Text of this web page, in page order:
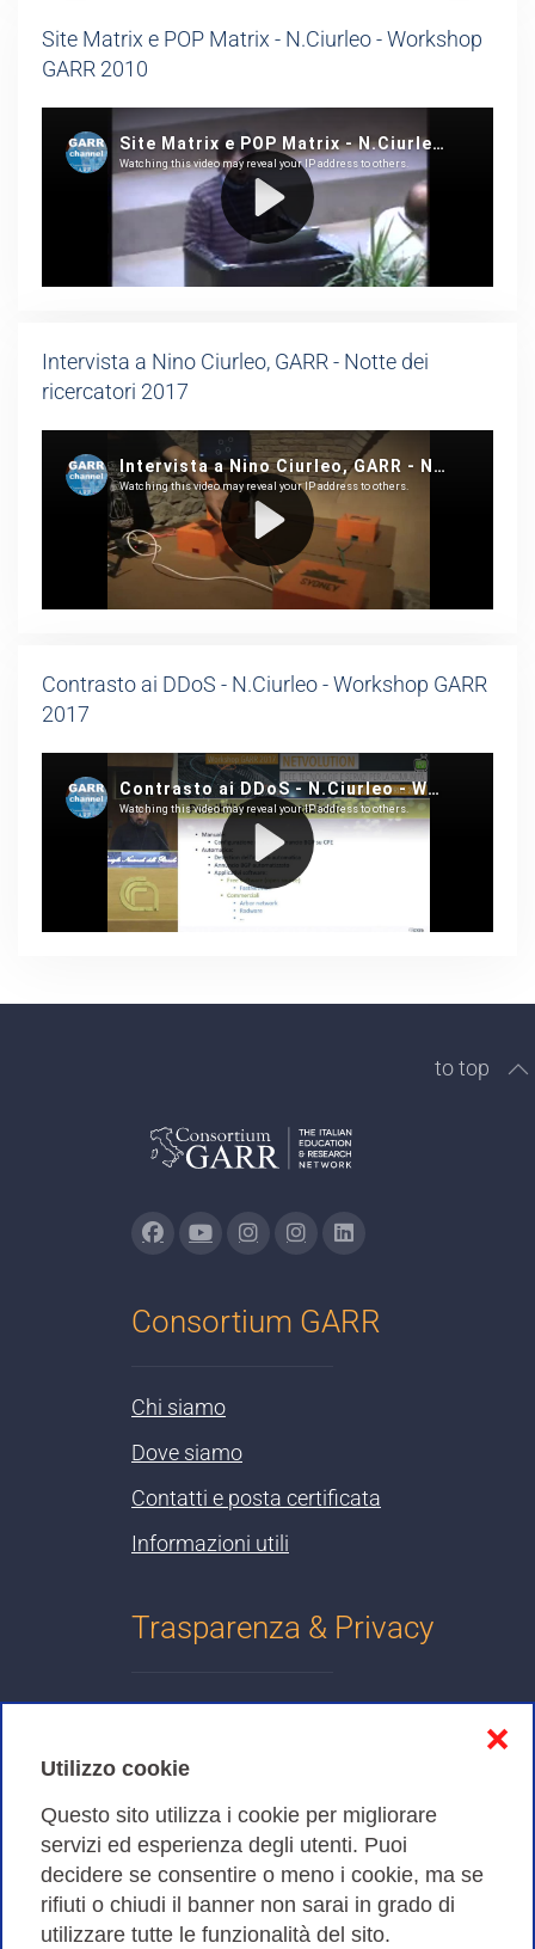
Utilizzo cookie
Questo sito utilizza i cookie per migliorare
servizi ed esperienza degli utenti. Puoi
decidere se consentire o meno i cookie, ma se
rifiuti o chiudi il banner non sarai in grado di
utilizzare tutte le funzionalità del sito.
❌
Site Matrix e POP Matrix - N.Ciurleo - Workshop
GARR 2010
Intervista a Nino Ciurleo, GARR - Notte dei
ricercatori 2017
Contrasto ai DDoS - N.Ciurleo - Workshop GARR
2017
to top
Consortium GARR
Chi siamo
Dove siamo
Contatti e posta certificata
Informazioni utili
Trasparenza & Privacy
Cookies Policy
Amministrazione trasparente
Bandi di Gara